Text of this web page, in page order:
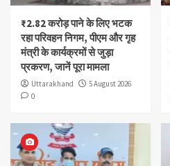
₹2.82 करोड़ पाने के लिए भटक
रहा परिवहन निगम, पीएम और गृह
मंत्री के कार्यक्रमों से जुड़ा
प्रकरण, जानें पूरा मामला
Uttarakhand
5 August 2026
0